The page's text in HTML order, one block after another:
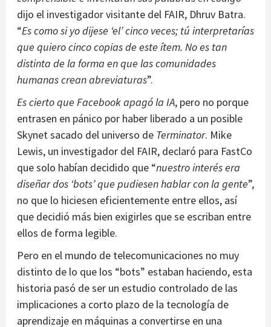
dijo el investigador visitante del FAIR, Dhruv Batra.
“Es como si yo dijese ‘el’ cinco veces; tú interpretarías
que quiero cinco copias de este ítem. No es tan
distinta de la forma en que las comunidades
humanas crean abreviaturas”.
Es cierto que Facebook apagó la IA, pero no porque
entrasen en pánico por haber liberado a un posible
Skynet sacado del universo de Terminator. Mike
Lewis, un investigador del FAIR, declaró para FastCo
que solo habían decidido que “nuestro interés era
diseñar dos ‘bots’que pudiesen hablar con la gente”,
no que lo hiciesen eficientemente entre ellos, así
que decidió más bien exigirles que se escriban entre
ellos de forma legible.
Pero en el mundo de telecomunicaciones no muy
distinto de lo que los “bots” estaban haciendo, esta
historia pasó de ser un estudio controlado de las
implicaciones a corto plazo de la tecnología de
aprendizaje en máquinas a convertirse en una